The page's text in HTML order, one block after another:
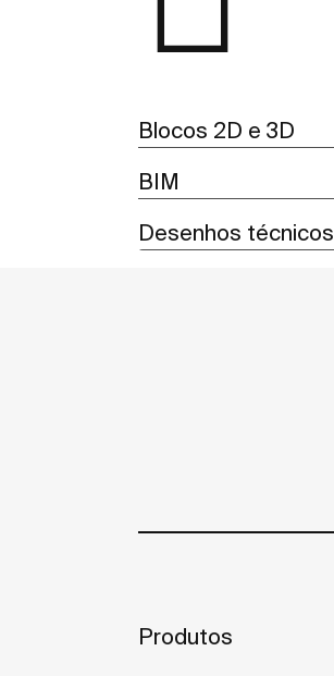
Blocos 2D e 3D
BIM
Desenhos técnicos
Produtos